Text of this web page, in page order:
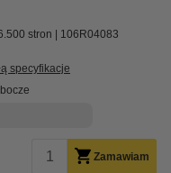
stron 106R04083
specyfikacje
Zamawiam